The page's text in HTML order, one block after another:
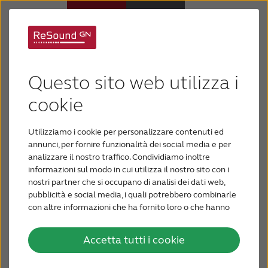
Questo sito web utilizza i
cookie
Utilizziamo i cookie per personalizzare contenuti ed
annunci, per fornire funzionalità dei social media e per
analizzare il nostro traffico. Condividiamo inoltre
informazioni sul modo in cui utilizza il nostro sito con i
nostri partner che si occupano di analisi dei dati web,
pubblicità e social media, i quali potrebbero combinarle
con altre informazioni che ha fornito loro o che hanno
In ottemperanza alle Nuove Linee Guida della
Accetta tutti i cookie
Ipoacusia
Supporto e assistenza
Perché ReSound
PER GLI AUDIOPROTESISTI
BLOG
Che cosa sono gli
apparecchi acustici
ricaricaribili?
Gli apparecchi acustici digitali ricaricabili di oggi
sono tecnologicamente più avanzati di quanto
non fossero in passato. Ricaricando gli apparecchi
non dovrai più preoccuparti di cambiare le
batterie.
La maggior parte degli apparecchi acustici sono
dotati di batterie usa e getta, gli apparecchi